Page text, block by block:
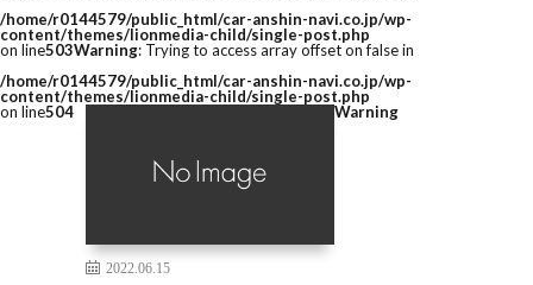
/home/r0144579/public_html/car-anshin-navi.co.jp/wp-
content/themes/lionmedia-child/single-post.php
on line503Warning: Trying to access array offset on false in
/home/r0144579/public_html/car-anshin-navi.co.jp/wp-
content/themes/lionmedia-child/single-post.php
on line504
2022.06.15
Warning